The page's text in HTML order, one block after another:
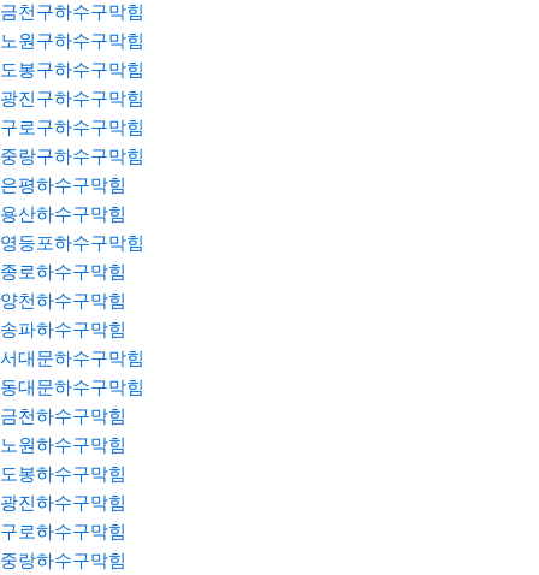
금천구하수구막힘
노원구하수구막힘
도봉구하수구막힘
광진구하수구막힘
구로구하수구막힘
중랑구하수구막힘
은평하수구막힘
용산하수구막힘
영등포하수구막힘
종로하수구막힘
양천하수구막힘
송파하수구막힘
서대문하수구막힘
동대문하수구막힘
금천하수구막힘
노원하수구막힘
도봉하수구막힘
광진하수구막힘
구로하수구막힘
중랑하수구막힘